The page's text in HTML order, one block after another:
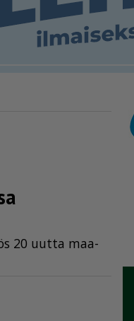
20 uut­ta maa­